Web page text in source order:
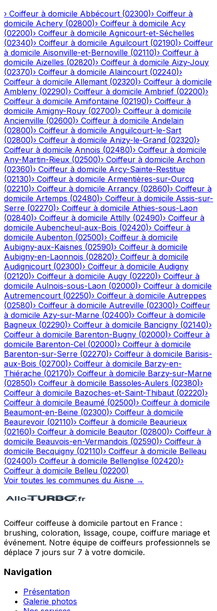
› Coiffeur à domicile Abbécourt (02300)› Coiffeur à
domicile Achery (02800)› Coiffeur à domicile Acy
(02200)› Coiffeur à domicile Agnicourt-et-Séchelles
(02340)› Coiffeur à domicile Aguilcourt (02190)› Coiffeur
à domicile Aisonville-et-Bernoville (02110)› Coiffeur à
domicile Aizelles (02820)› Coiffeur à domicile Aizy-Jouy
(02370)› Coiffeur à domicile Alaincourt (02240)›
Coiffeur à domicile Allemant (02320)› Coiffeur à domicile
Ambleny (02290)› Coiffeur à domicile Ambrief (02200)›
Coiffeur à domicile Amifontaine (02190)› Coiffeur à
domicile Amigny-Rouy (02700)› Coiffeur à domicile
Ancienville (02600)› Coiffeur à domicile Andelain
(02800)› Coiffeur à domicile Anguilcourt-le-Sart
(02800)› Coiffeur à domicile Anizy-le-Grand (02320)›
Coiffeur à domicile Annois (02480)› Coiffeur à domicile
Any-Martin-Rieux (02500)› Coiffeur à domicile Archon
(02360)› Coiffeur à domicile Arcy-Sainte-Restitue
(02130)› Coiffeur à domicile Armentières-sur-Ourcq
(02210)› Coiffeur à domicile Arrancy (02860)› Coiffeur à
domicile Artemps (02480)› Coiffeur à domicile Assis-sur-
Serre (02270)› Coiffeur à domicile Athies-sous-Laon
(02840)› Coiffeur à domicile Attilly (02490)› Coiffeur à
domicile Aubencheul-aux-Bois (02420)› Coiffeur à
domicile Aubenton (02500)› Coiffeur à domicile
Aubigny-aux-Kaisnes (02590)› Coiffeur à domicile
Aubigny-en-Laonnois (02820)› Coiffeur à domicile
Audignicourt (02300)› Coiffeur à domicile Audigny
(02120)› Coiffeur à domicile Augy (02220)› Coiffeur à
domicile Aulnois-sous-Laon (02000)› Coiffeur à domicile
Autremencourt (02250)› Coiffeur à domicile Autreppes
(02580)› Coiffeur à domicile Autreville (02300)› Coiffeur
à domicile Azy-sur-Marne (02400)› Coiffeur à domicile
Bagneux (02290)› Coiffeur à domicile Bancigny (02140)›
Coiffeur à domicile Barenton-Bugny (02000)› Coiffeur à
domicile Barenton-Cel (02000)› Coiffeur à domicile
Barenton-sur-Serre (02270)› Coiffeur à domicile Barisis-
aux-Bois (02700)› Coiffeur à domicile Barzy-en-
Thiérache (02170)› Coiffeur à domicile Barzy-sur-Marne
(02850)› Coiffeur à domicile Bassoles-Aulers (02380)›
Coiffeur à domicile Bazoches-et-Saint-Thibaut (02220)›
Coiffeur à domicile Beaumé (02500)› Coiffeur à domicile
Beaumont-en-Beine (02300)› Coiffeur à domicile
Beaurevoir (02110)› Coiffeur à domicile Beaurieux
(02160)› Coiffeur à domicile Beautor (02800)› Coiffeur à
domicile Beauvois-en-Vermandois (02590)› Coiffeur à
domicile Becquigny (02110)› Coiffeur à domicile Belleau
(02400)› Coiffeur à domicile Bellenglise (02420)›
Coiffeur à domicile Belleu (02200)
Voir toutes les communes du Aisne →
Coiffeur coiffeuse à domicile partout en France :
brushing, coloration, lissage, coupe, coiffure mariage et
événement. Notre équipe de coiffeurs professionnels se
déplace 7 jours sur 7 à votre domicile.
Navigation
Présentation
Galerie photos